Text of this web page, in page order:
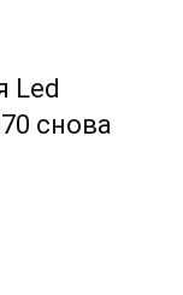
Led
снова